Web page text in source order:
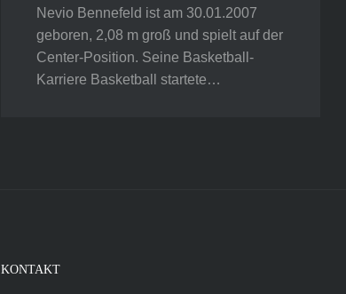
Nevio Bennefeld ist am 30.01.2007
geboren, 2,08 m groß und spielt auf der
Center-Position. Seine Basketball-
Karriere Basketball startete…
KONTAKT